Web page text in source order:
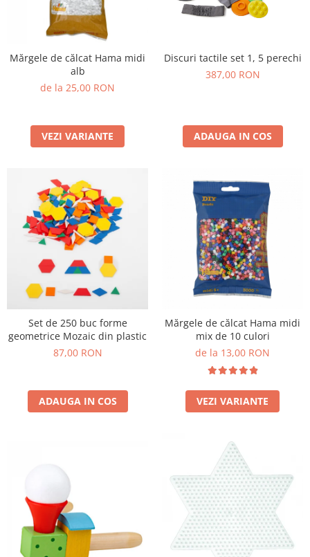
Creativitate si indemanare
Cuburi și cărămizi
Jucarii de constructii
Jocuri matematice
Jucării de sortare
Dezvoltare proprioceptiva
Dezvoltare vestibulara
Echilibru
Jucarii de echilibru
Mingi terapeutice
Module din burete
Motricitate fina
Motricitate grosiera
Recunoasterea formelor
Saltele
Diverse jucarii educative
Mobilier gradinita
Spații de joacă
Educatie inovativa
Anatomie
Mărgele de călcat Hama midi
alb
de la 25,00 RON
VEZI VARIANTE
Discuri tactile set 1, 5 perechi
387,00 RON
ADAUGA IN COS
Set de 250 buc forme
geometrice Mozaic din plastic
87,00 RON
ADAUGA IN COS
Mărgele de călcat Hama midi
mix de 10 culori
de la 13,00 RON
VEZI VARIANTE